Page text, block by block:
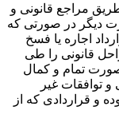
مراجع قانونی و
دیگر در صورتی که
اجاره یا فسخ
قانونی را طی
تمام و کمال
توافقات غیر
و قراردادی که از